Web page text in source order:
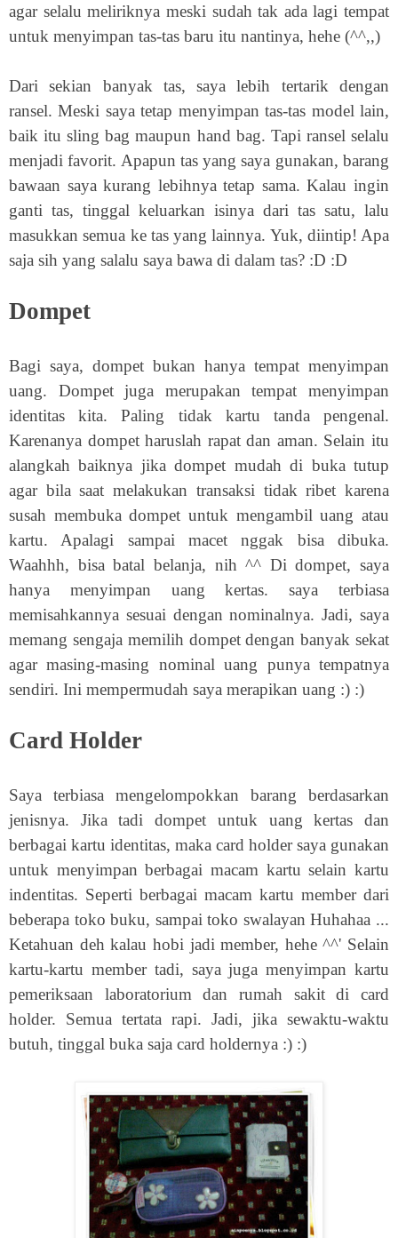
agar selalu meliriknya meski sudah tak ada lagi tempat
untuk menyimpan tas-tas baru itu nantinya, hehe (^^,,)
Dari sekian banyak tas, saya lebih tertarik dengan
ransel. Meski saya tetap menyimpan tas-tas model lain,
baik itu sling bag maupun hand bag. Tapi ransel selalu
menjadi favorit. Apapun tas yang saya gunakan, barang
bawaan saya kurang lebihnya tetap sama. Kalau ingin
ganti tas, tinggal keluarkan isinya dari tas satu, lalu
masukkan semua ke tas yang lainnya. Yuk, diintip! Apa
saja sih yang salalu saya bawa di dalam tas? :D :D
Dompet
Bagi saya, dompet bukan hanya tempat menyimpan
uang. Dompet juga merupakan tempat menyimpan
identitas kita. Paling tidak kartu tanda pengenal.
Karenanya dompet haruslah rapat dan aman. Selain itu
alangkah baiknya jika dompet mudah di buka tutup
agar bila saat melakukan transaksi tidak ribet karena
susah membuka dompet untuk mengambil uang atau
kartu. Apalagi sampai macet nggak bisa dibuka.
Waahhh, bisa batal belanja, nih ^^ Di dompet, saya
hanya menyimpan uang kertas. saya terbiasa
memisahkannya sesuai dengan nominalnya. Jadi, saya
memang sengaja memilih dompet dengan banyak sekat
agar masing-masing nominal uang punya tempatnya
sendiri. Ini mempermudah saya merapikan uang :) :)
Card Holder
Saya terbiasa mengelompokkan barang berdasarkan
jenisnya. Jika tadi dompet untuk uang kertas dan
berbagai kartu identitas, maka card holder saya gunakan
untuk menyimpan berbagai macam kartu selain kartu
indentitas. Seperti berbagai macam kartu member dari
beberapa toko buku, sampai toko swalayan Huhahaa ...
Ketahuan deh kalau hobi jadi member, hehe ^^' Selain
kartu-kartu member tadi, saya juga menyimpan kartu
pemeriksaan laboratorium dan rumah sakit di card
holder. Semua tertata rapi. Jadi, jika sewaktu-waktu
butuh, tinggal buka saja card holdernya :) :)